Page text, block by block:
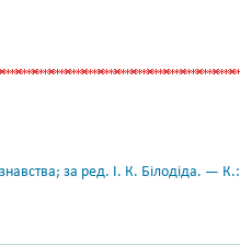
за ред. І. К. Білодіда. — К.: